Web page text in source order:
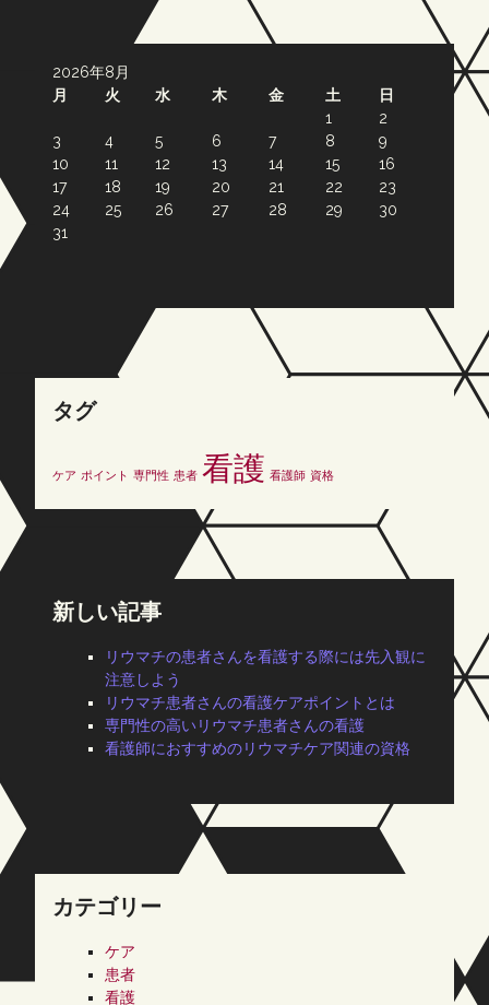
2026年8月
月
火 水 木 金 土
日
1
2
3
4 5 6 7 8
9
10
11 12 13 14 15
16
17
18 19 20 21 22
23
24
25 26 27 28 29
30
31
タグ
ケア ポイント 専門性 患者 看護 看護師 資格
新しい記事
リウマチの患者さんを看護する際には先入観に
注意しよう
リウマチ患者さんの看護ケアポイントとは
専門性の高いリウマチ患者さんの看護
看護師におすすめのリウマチケア関連の資格
カテゴリー
ケア
患者
看護